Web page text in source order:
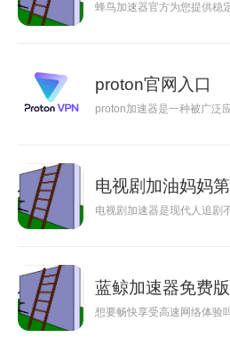
蜂鸟加速器官方为您提供稳
proton官网入口
proton加速器是一种被广泛
电视剧加油妈妈
电视剧加速器是现代人追剧
蓝鲸加速器免费版
想要畅快享受高速网络体验